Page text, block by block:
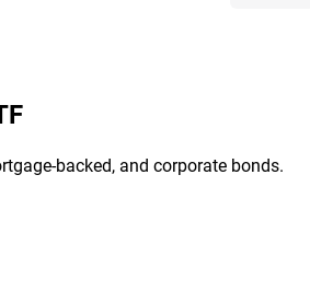
backed, and corporate bonds.